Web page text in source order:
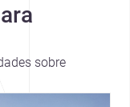
sobre